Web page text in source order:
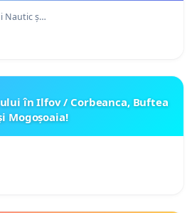
Nautic ș…
în Ilfov / Corbeanca, Buftea
Mogoșoaia!